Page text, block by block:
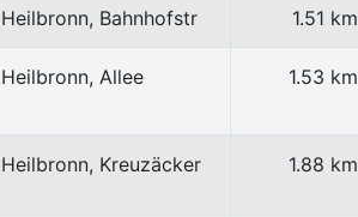
Heilbronn, Bahnhofstr 1.51 km
Heilbronn, Allee 1.53 km
Heilbronn, Kreuzäcker 1.88 km